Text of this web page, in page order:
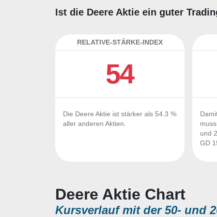
Ist die Deere Aktie ein guter
RELATIVE-STÄRKE-INDEX
54
Die Deere Aktie ist stärker als 54.3 %
aller anderen Aktien.
und
GD
Deere Aktie Chart
Kursverlauf mit der 50- und